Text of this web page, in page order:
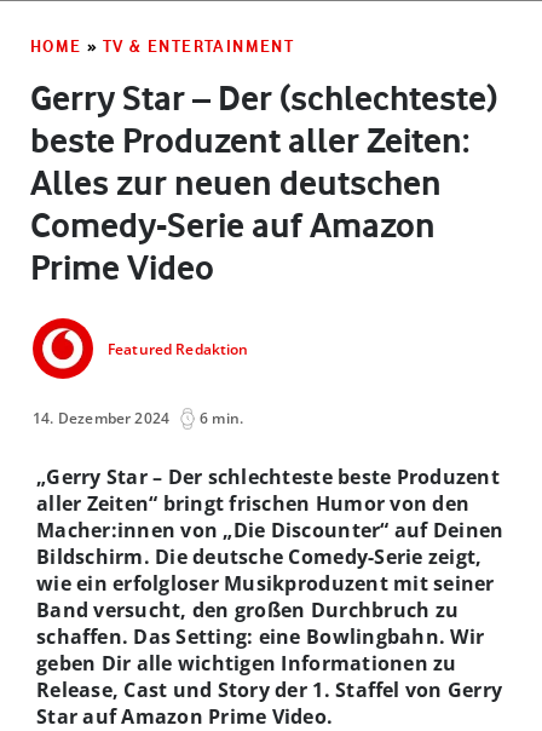
HOME » TV & ENTERTAINMENT
Gerry Star – Der (schlechteste)
beste Produzent aller Zeiten:
Alles zur neuen deutschen
Comedy-Serie auf Amazon
Prime Video
Featured Redaktion
14. Dezember 2024 6 min.
„Gerry Star – Der schlechteste beste Produzent
aller Zeiten“ bringt frischen Humor von den
Macher:innen von „Die Discounter“ auf Deinen
Bildschirm. Die deutsche Comedy-Serie zeigt,
wie ein erfolgloser Musikproduzent mit seiner
Band versucht, den großen Durchbruch zu
schaffen. Das Setting: eine Bowlingbahn. Wir
geben Dir alle wichtigen Informationen zu
Release, Cast und Story der 1. Staffel von Gerry
Star auf Amazon Prime Video.